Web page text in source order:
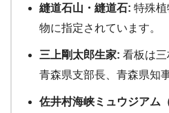
縫道石山・縫道石: 特殊
物に指定されています。
三上剛太郎生家: 看板は
青森県支部長、青森県知
佐井村海峡ミュウジアム